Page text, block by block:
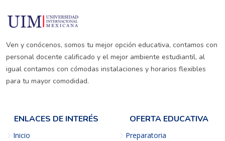
Ven y conócenos, somos tu mejor opción educativa, contamos con
personal docente calificado y el mejor ambiente estudiantil, al
igual contamos con cómodas instalaciones y horarios flexibles
para tu mayor comodidad.
ENLACES DE INTERÉS
Inicio
OFERTA EDUCATIVA
Preparatoria